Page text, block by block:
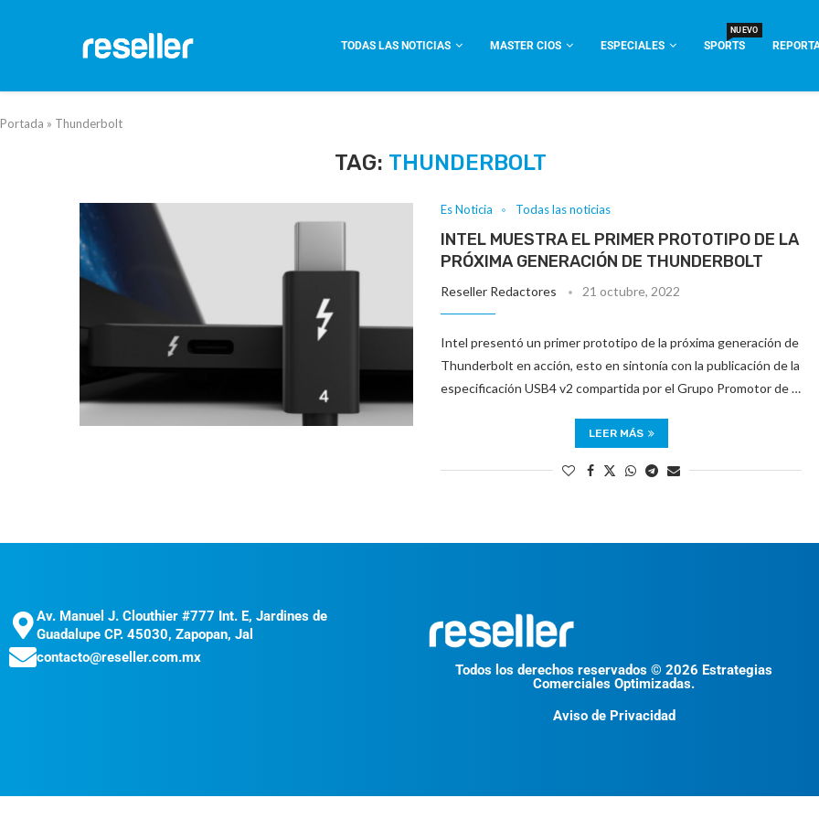
TODAS LAS NOTICIAS MASTER CIOS ESPECIALES SPORTS
NUEVO
Portada » Thunderbolt
TAG: THUNDERBOLT
Es Noticia Todas las noticias
INTEL MUESTRA EL PRIMER PROTOTIPO DE LA
PRÓXIMA GENERACIÓN DE THUNDERBOLT
Reseller Redactores 21 octubre, 2022
Intel presentó un primer prototipo de la próxima generación de
Thunderbolt en acción, esto en sintonía con la publicación de la
especificación USB4 v2 compartida por el Grupo Promotor de …
LEER MÁS
Av. Manuel J. Clouthier #777 Int. E, Jardines de
Guadalupe CP. 45030, Zapopan, Jal
contacto@reseller.com.mx
Todos los derechos reservados © 2026 Estrategias
Comerciales Optimizadas.
Aviso de Privacidad